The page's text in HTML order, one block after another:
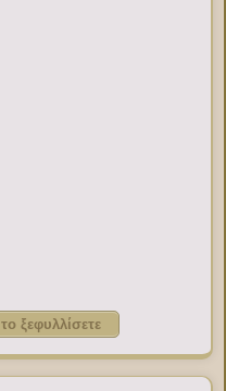
ξεφυλλίσετε